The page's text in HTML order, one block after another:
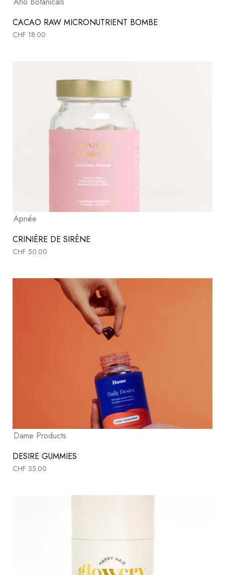
CACAO RAW MICRONUTRIENT BOMBE
CHF 18.00
Apnée
CRINIÈRE DE SIRÈNE
CHF 50.00
Dame Products
DESIRE GUMMIES
CHF 35.00